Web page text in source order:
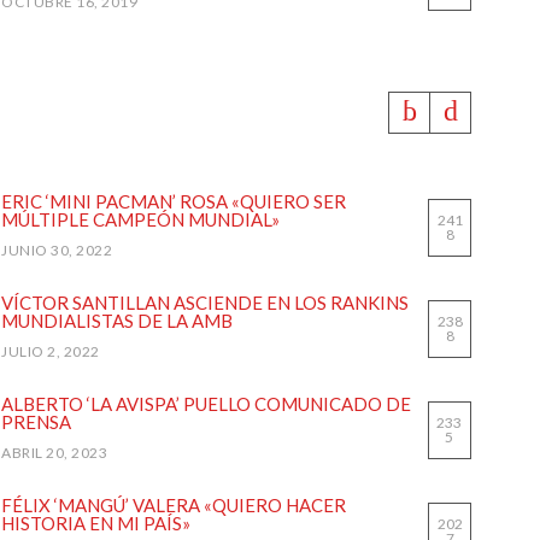
ERIC ‘MINI PACMAN’ ROSA «QUIERO SER
MÚLTIPLE CAMPEÓN MUNDIAL»
JUNIO 30, 2022
241
8
VÍCTOR SANTILLAN ASCIENDE EN LOS RANKINS
MUNDIALISTAS DE LA AMB
JULIO 2, 2022
238
8
ALBERTO ‘LA AVISPA’ PUELLO COMUNICADO DE
PRENSA
ABRIL 20, 2023
233
5
FÉLIX ‘MANGÚ’ VALERA «QUIERO HACER
HISTORIA EN MI PAÍS»
202